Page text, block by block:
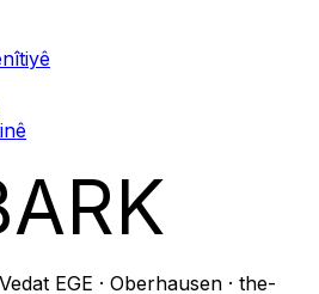
EGE · Oberhausen · the-